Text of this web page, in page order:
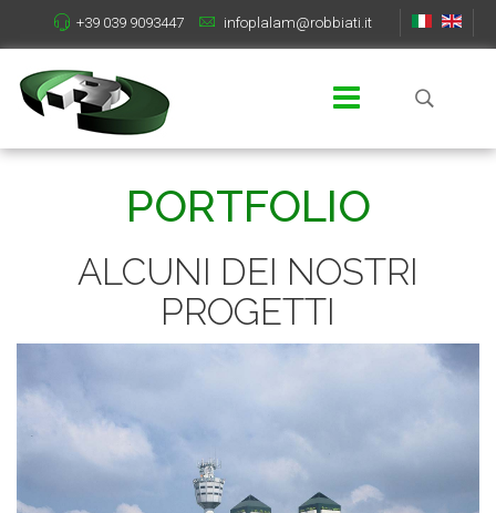
+39 039 9093447 infoplalam@robbiati.it
PORTFOLIO
ALCUNI DEI NOSTRI
PROGETTI